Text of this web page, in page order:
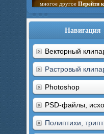
многое другое Перейти
Навигация
Векторный
Растровый
Photoshop
PSD-файлы,
Полиптихи,